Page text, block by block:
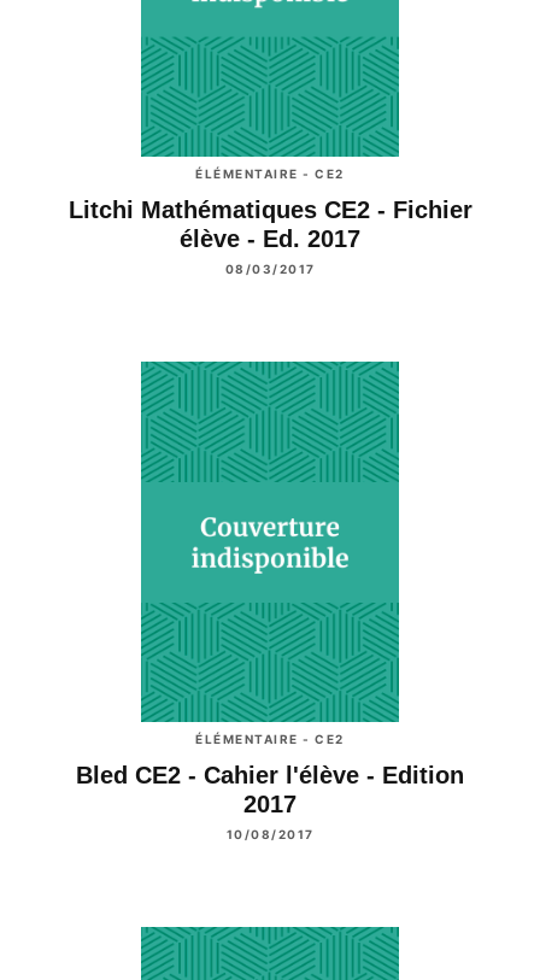
ÉLÉMENTAIRE - CE2
Litchi Mathématiques CE2 - Fichier
élève - Ed. 2017
08/03/2017
ÉLÉMENTAIRE - CE2
Bled CE2 - Cahier l'élève - Edition
2017
10/08/2017